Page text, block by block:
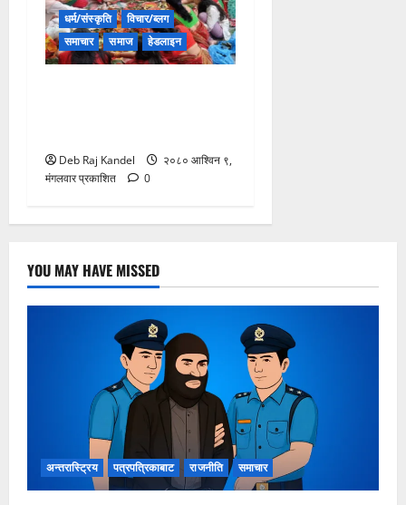
धर्म/संस्कृति
विचार/ब्लग
समाचार
समाज हेडलाइन
Deb Raj Kandel
२०८० आश्विन ९,
मंगलवार प्रकाशित
0
YOU MAY HAVE MISSED
अन्तरास्ट्रिय पत्रपत्रिकाबाट राजनीति समाचार